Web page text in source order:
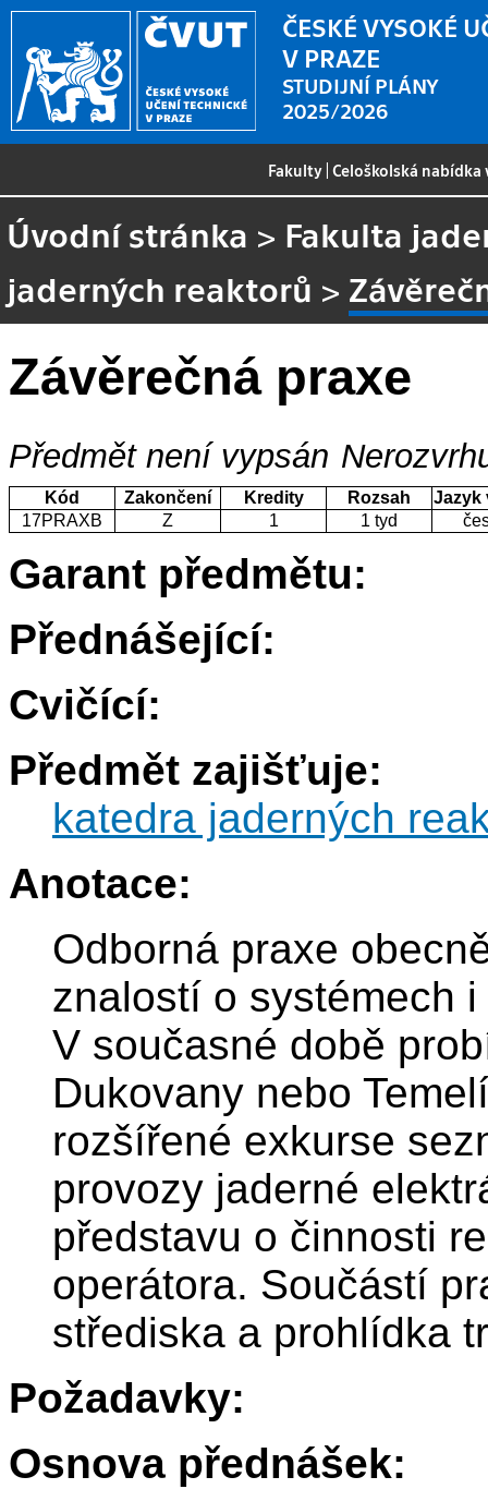
ČESKÉ VYSOKÉ
V PRAZE
STUDIJNÍ PLÁNY
2025/2026
Fakulty |Celoškolská
Úvodní stránka > Fakulta
jaderných reaktorů >
Závěrečná praxe
Předmět není vypsán
Kód Zakončení Kredity Rozsah
Jazyk
17PRAXB
Z 1 1 tyd
Garant předmětu:
Přednášející:
Cvičící:
Předmět zajišťuje:
katedra jaderných
Anotace:
Odborná praxe
znalostí o systémech
V současné době
Dukovany nebo
rozšířené exkurse
provozy jaderné
představu o činnosti
operátora. Součástí
střediska a prohlídka
Požadavky:
Osnova přednášek: